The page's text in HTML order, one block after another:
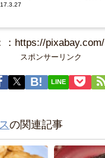
：https://pixabay.com/
スポンサーリンク
LINE
の関連記事